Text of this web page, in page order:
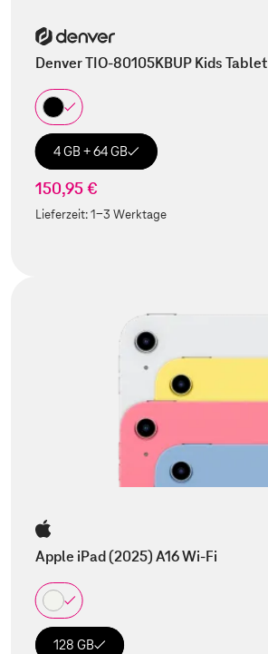
Denver TIO-80105KBUP Kids Tablet
4 GB + 64 GB
150,95 €
Lieferzeit:1-3 Werktage
Apple iPad (2025) A16 Wi-Fi
128 GB